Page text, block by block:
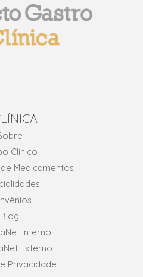
Clínico
de Medicamentos
Blog
Interno
Externo
Privacidade